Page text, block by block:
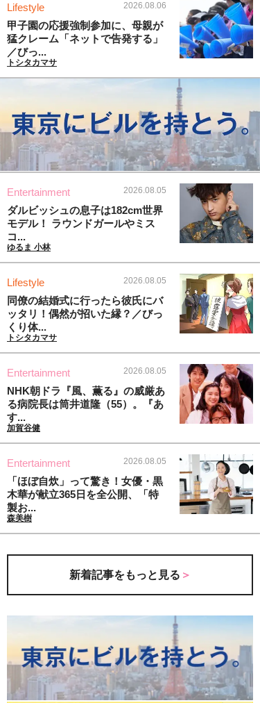
Lifestyle 2026.08.06
甲子園の応援強制参加に、母親が
猛クレーム「ネットで告発する」
／びっ...
トシタカマサ
Entertainment 2026.08.05
ダルビッシュの息子は182cm世界
モデル！ ラウンドガールやミス
コ...
ゆるま 小林
Lifestyle 2026.08.05
同僚の結婚式に行ったら彼氏にバ
ッタリ！偶然が招いた縁？／びっ
くり体...
トシタカマサ
Entertainment 2026.08.05
NHK朝ドラ『風、薫る』の威厳あ
る病院長は筒井道隆（55）。『あ
す...
加賀谷健
Entertainment 2026.08.05
「ほぼ自炊」って驚き！女優・黒
木華が献立365日を全公開、「特
製お...
森美樹
新着記事をもっと見る